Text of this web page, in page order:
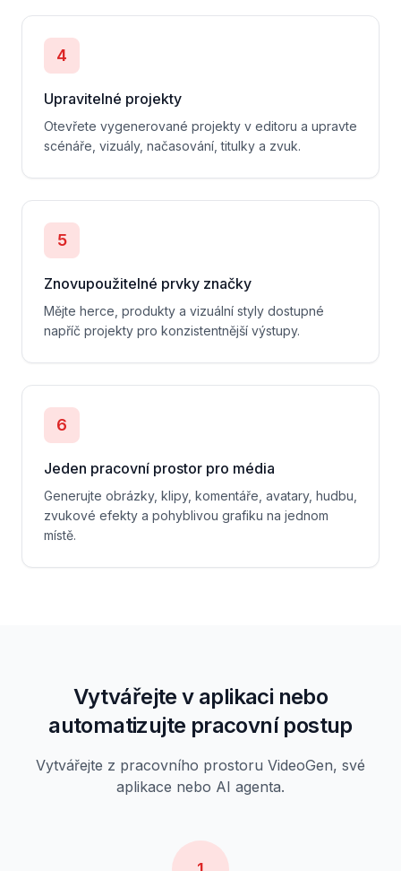
4
Upravitelné projekty
Otevřete vygenerované projekty v editoru a upravte
scénáře, vizuály, načasování, titulky a zvuk.
5
Znovupoužitelné prvky značky
Mějte herce, produkty a vizuální styly dostupné
napříč projekty pro konzistentnější výstupy.
6
Jeden pracovní prostor pro média
Generujte obrázky, klipy, komentáře, avatary, hudbu,
zvukové efekty a pohyblivou grafiku na jednom
místě.
Vytvářejte v aplikaci nebo
automatizujte pracovní postup
Vytvářejte z pracovního prostoru VideoGen, své
aplikace nebo AI agenta.